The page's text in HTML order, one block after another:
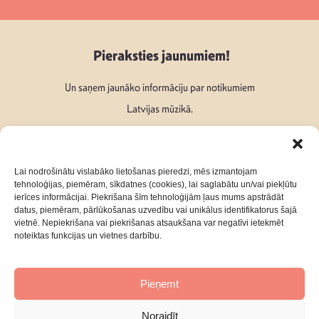
Lai nodrošinātu vislabāko lietošanas pieredzi, mēs izmantojam
tehnoloģijas, piemēram, sīkdatnes (cookies), lai saglabātu un/vai piekļūtu
ierīces informācijai. Piekrišana šīm tehnoloģijām ļaus mums apstrādāt
datus, piemēram, pārlūkošanas uzvedību vai unikālus identifikatorus šajā
vietnē. Nepiekrišana vai piekrišanas atsaukšana var negatīvi ietekmēt
noteiktas funkcijas un vietnes darbību.
Pieņemt
Noraidīt
Pieraksties jaunumiem!
Un saņem jaunāko informāciju par notikumiem
Latvijas mūzikā.
Seko mums:
Par mumsKontakti